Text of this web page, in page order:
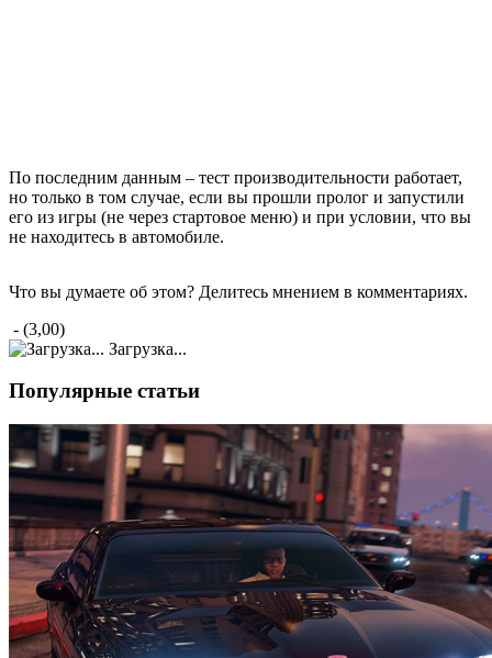
По последним данным – тест производительности работает,
но только в том случае, если вы прошли пролог и запустили
его из игры (не через стартовое меню) и при условии, что вы
не находитесь в автомобиле.
Что вы думаете об этом? Делитесь мнением в комментариях.
- (3,00)
Загрузка...
Популярные статьи